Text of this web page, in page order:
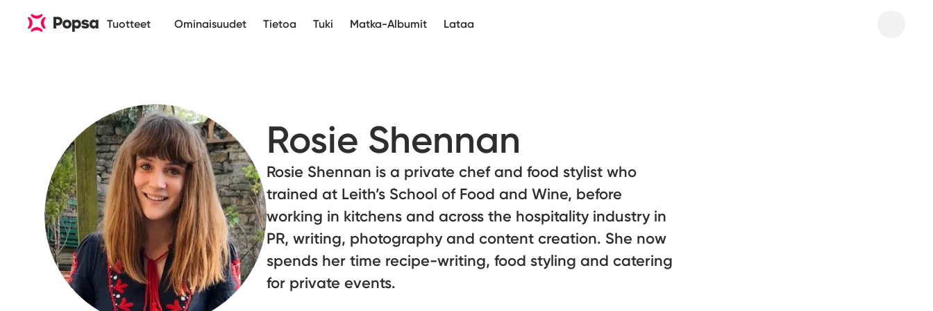
Tuotteet Ominaisuudet Tietoa Tuki Matka-Albumit Lataa
Rosie Shennan
Rosie Shennan is a private chef and food stylist who
trained at Leith’s School of Food and Wine, before
working in kitchens and across the hospitality industry in
PR, writing, photography and content creation. She now
spends her time recipe-writing, food styling and catering
for private events.